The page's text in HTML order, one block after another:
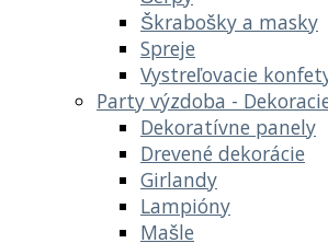
Škrabošky a masky
Spreje
Vystreľovacie
Party výzdoba -
Dekoratívne panely
Drevené dekorácie
Girlandy
Lampióny
Mašle